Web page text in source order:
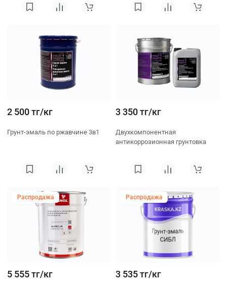
2 500 тг/кг
Грунт-эмаль по ржавчине 3в1
3 350 тг/кг
Двухкомпонентная
антикоррозионная грунтовка
Распродажа
5 555 тг/кг
Распродажа
3 535 тг/кг